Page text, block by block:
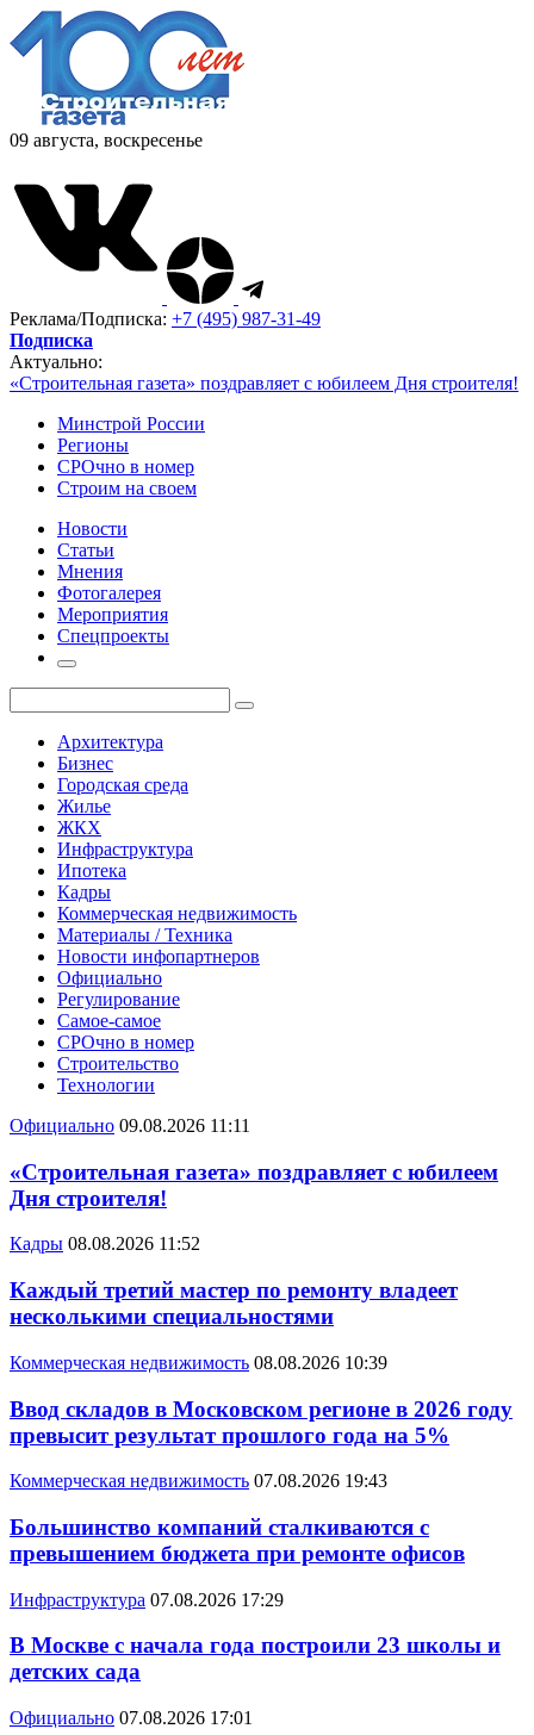
09 августа, воскресенье
Реклама/Подписка: +7 (495) 987-31-49
Подписка
Актуально:
«Строительная газета» поздравляет с юбилеем Дня строителя!
Минстрой России
Регионы
СРОчно в номер
Строим на своем
Новости
Статьи
Мнения
Фотогалерея
Мероприятия
Спецпроекты
Архитектура
Бизнес
Городская среда
Жилье
ЖКХ
Инфраструктура
Ипотека
Кадры
Коммерческая недвижимость
Материалы / Техника
Новости инфопартнеров
Официально
Регулирование
Самое-самое
СРОчно в номер
Строительство
Технологии
Официально 09.08.2026 11:11
«Строительная газета» поздравляет с юбилеем
Дня строителя!
Кадры 08.08.2026 11:52
Каждый третий мастер по ремонту владеет
несколькими специальностями
Коммерческая недвижимость 08.08.2026 10:39
Ввод складов в Московском регионе в 2026 году
превысит результат прошлого года на 5%
Коммерческая недвижимость 07.08.2026 19:43
Большинство компаний сталкиваются с
превышением бюджета при ремонте офисов
Инфраструктура 07.08.2026 17:29
В Москве с начала года построили 23 школы и
детских сада
Официально 07.08.2026 17:01